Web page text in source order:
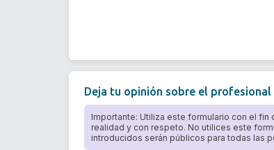
Deja tu opinión sobre el profesional
Importante: Utiliza este formulario con el
realidad y con respeto. No utilices este
introducidos serán públicos para todas las